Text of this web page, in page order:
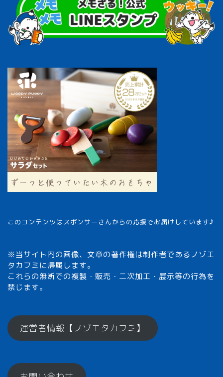
このコンテンツはスポンサーさんからの応援でお届けしています♪
※当サイト内の画像、文章の著作権は制作者であるノゾエ
タカフミに帰属します。
これらの無断での複製・販売・二次加工・展示等の行為を
禁じます。
運営者情報【ノゾエタカフミ】
メモざるとは？